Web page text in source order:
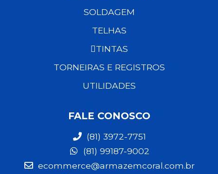
SOLDAGEM
TELHAS
TINTAS
TORNEIRAS E REGISTROS
UTILIDADES
FALE CONOSCO
(81) 3972-7751
(81) 99187-9002
ecommerce@armazemcoral.com.br